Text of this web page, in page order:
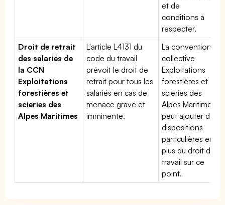
et de
conditions à
respecter.
Droit de retrait
des salariés de
la CCN
Exploitations
forestières et
scieries des
Alpes Maritimes
L'article L4131 du
code du travail
prévoit le droit de
retrait pour tous les
salariés en cas de
menace grave et
imminente.
La convention
collective
Exploitations
forestières et
scieries des
Alpes Maritimes
peut ajouter des
dispositions
particulières en
plus du droit du
travail sur ce
point.